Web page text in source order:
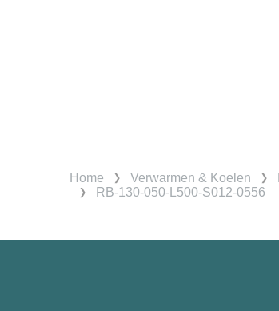
Home Verwarmen & Koelen
RB-130-050-L500-S012-0556